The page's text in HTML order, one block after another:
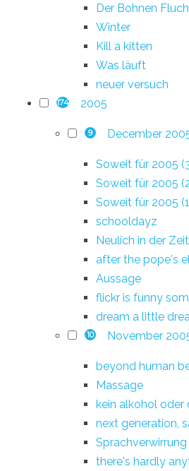
Der Bohnen Fluch
Winter
Kill a kitten
Was läuft
neuer versuch
174 2005
9 December
Soweit für 2005
Soweit für 2005
Soweit für 2005
schooldayz
Neulich in der Zeit
after the pope's
Aussage
flickr is funny
dream a little
10 November
beyond human
Massage
kein alkohol oder
next generation,
there's hardly